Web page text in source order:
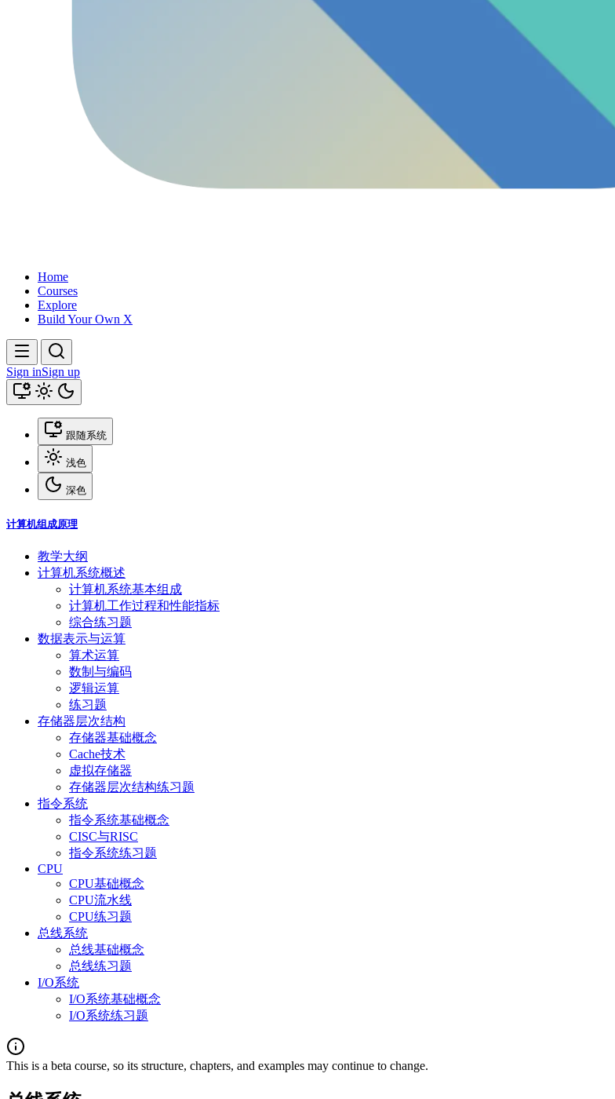
Home
Courses
Explore
Build Your Own X
Sign inSign up
跟随系统
浅色
深色
计算机组成原理
教学大纲
计算机系统概述
计算机系统基本组成
计算机工作过程和性能指标
综合练习题
数据表示与运算
算术运算
数制与编码
逻辑运算
练习题
存储器层次结构
存储器基础概念
Cache技术
虚拟存储器
存储器层次结构练习题
指令系统
指令系统基础概念
CISC与RISC
指令系统练习题
CPU
CPU基础概念
CPU流水线
CPU练习题
总线系统
总线基础概念
总线练习题
I/O系统
I/O系统基础概念
I/O系统练习题
This is a beta course, so its structure, chapters, and examples may continue to change.